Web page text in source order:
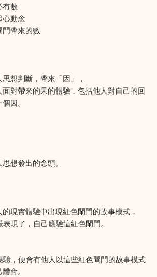
有數
動念
帶來的數
想判斷，帶來「因」，
對帶來的果的體驗，包括他人對自己的回
因。
想發出的念頭。
現實體驗中出現紅色閘門的故事模式，
現了，自己應驗這紅色閘門。
驗，便會有他人以這些紅色閘門的故事模式
會。